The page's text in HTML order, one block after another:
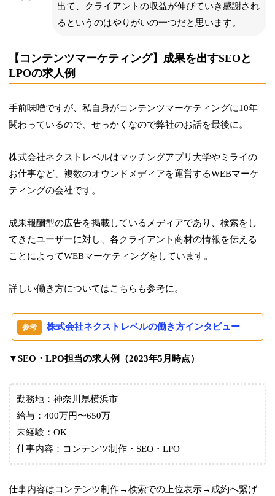
出て、クライアントの収益が伸びていき感謝され
るというのはやりがいの一つだと思います。
【コンテンツマーケティング】成果を出すSEOと
LPOの求人例
手前味噌ですが、私自身がコンテンツマーケティングに10年
関わっているので、せっかくなので弊社のお話を最後に。
株式会社ネクストレベルはマッチングアプリ大学やミライの
お仕事など、複数のオウンドメディアを運営するWEBマーケ
ティングの会社です。
成果報酬型の広告を掲載しているメディアであり、検索をし
てきたユーザーに対し、各クライアント商材の情報を伝える
ことによってWEBマーケティングをしています。
詳しい働き方についてはこちらも参考に。
株式会社ネクストレベルの働き方インタビュー
▼SEO・LPO担当の求人例（2023年5月時点）
勤務地：神奈川県横浜市
給与：400万円〜650万
未経験：OK
仕事内容：コンテンツ制作・SEO・LPO
仕事内容はコンテンツ制作→検索での上位表示→成約へ繋げ